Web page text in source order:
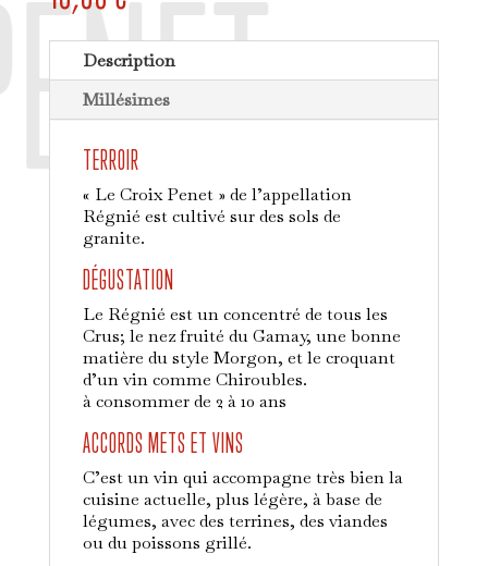
Description
Millésimes
TERROIR
« Le Croix Penet » de l’appellation
Régnié est cultivé sur des sols de
granite.
DÉGUSTATION
Le Régnié est un concentré de tous les
Crus; le nez fruité du Gamay, une bonne
matière du style Morgon, et le croquant
d’un vin comme Chiroubles.
à consommer de 2 à 10 ans
ACCORDS METS ET VINS
C’est un vin qui accompagne très bien la
cuisine actuelle, plus légère, à base de
légumes, avec des terrines, des viandes
ou du poissons grillé.